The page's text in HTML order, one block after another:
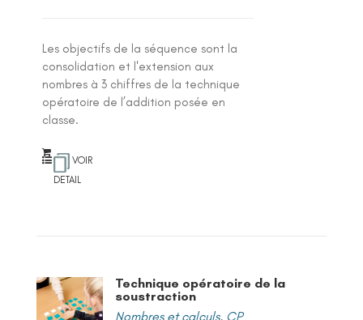
Les objectifs de la séquence sont la
consolidation et l'extension aux
nombres à 3 chiffres de la technique
opératoire de l’addition posée en
classe.
VOIR
DETAIL
Technique opératoire de la
soustraction
Nombres et calculs, CP